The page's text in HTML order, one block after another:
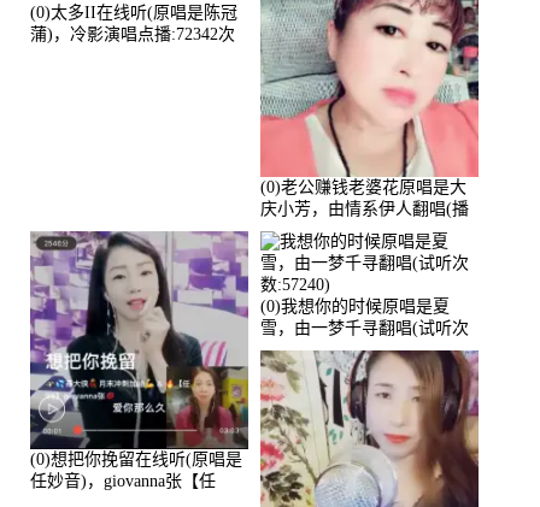
(0)太多II在线听(原唱是陈冠
蒲)，冷影演唱点播:72342次
(0)老公赚钱老婆花原唱是大
庆小芳，由情系伊人翻唱(播
放:72036)
(0)想把你挽留在线听(原唱是
任妙音)，giovanna张【任
(0)我想你的时候原唱是夏
雪，由一梦千寻翻唱(试听次
数:57240)